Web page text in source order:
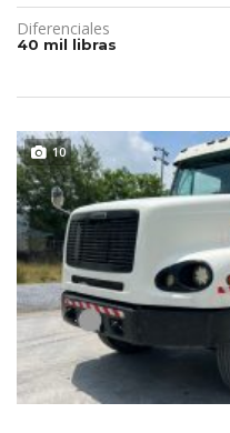
Diferenciales
40 mil libras
10